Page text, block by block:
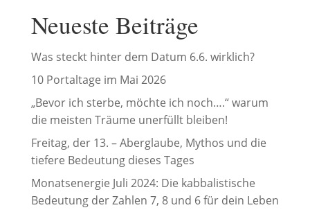
Neueste Beiträge
Was steckt hinter dem Datum 6.6. wirklich?
10 Portaltage im Mai 2026
„Bevor ich sterbe, möchte ich noch….“ warum
die meisten Träume unerfüllt bleiben!
Freitag, der 13. – Aberglaube, Mythos und die
tiefere Bedeutung dieses Tages
Monatsenergie Juli 2024: Die kabbalistische
Bedeutung der Zahlen 7, 8 und 6 für dein Leben